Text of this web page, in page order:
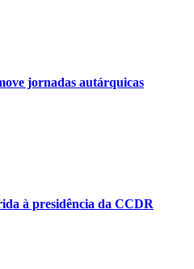
jornadas autárquicas
à presidência da CCDR